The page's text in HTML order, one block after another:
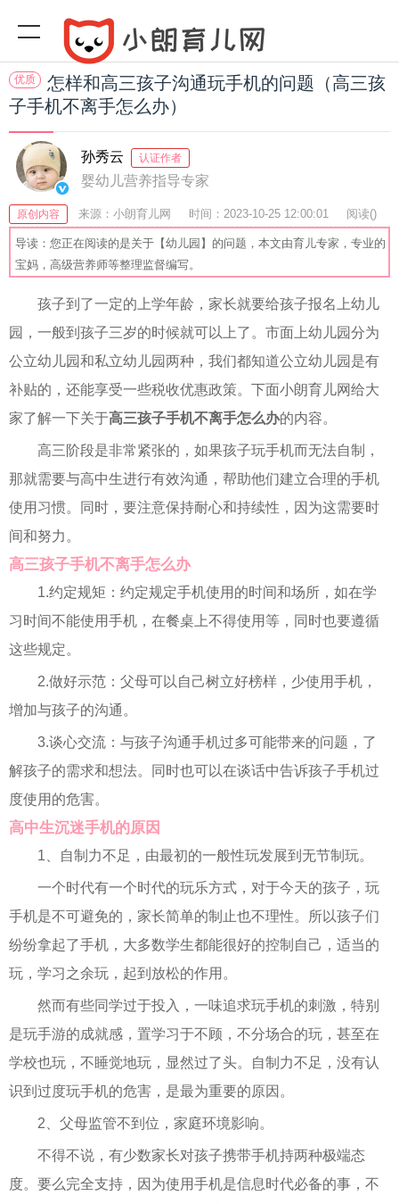
优质
怎样和高三孩子沟通玩手机的问题（高三孩
子手机不离手怎么办）
孙秀云 认证作者
婴幼儿营养指导专家
原创内容 来源：小朗育儿网 时间：2023-10-25 12:00:01 阅读()
收藏：50 分享：40 爆
导读：您正在阅读的是关于【幼儿园】的问题，本文由育儿专家，专业的
宝妈，高级营养师等整理监督编写。
孩子到了一定的上学年龄，家长就要给孩子报名上幼儿
园，一般到孩子三岁的时候就可以上了。市面上幼儿园分为
公立幼儿园和私立幼儿园两种，我们都知道公立幼儿园是有
补贴的，还能享受一些税收优惠政策。下面小朗育儿网给大
家了解一下关于高三孩子手机不离手怎么办的内容。
高三阶段是非常紧张的，如果孩子玩手机而无法自制，
那就需要与高中生进行有效沟通，帮助他们建立合理的手机
使用习惯。同时，要注意保持耐心和持续性，因为这需要时
间和努力。
高三孩子手机不离手怎么办
1.约定规矩：约定规定手机使用的时间和场所，如在学
习时间不能使用手机，在餐桌上不得使用等，同时也要遵循
这些规定。
2.做好示范：父母可以自己树立好榜样，少使用手机，
增加与孩子的沟通。
3.谈心交流：与孩子沟通手机过多可能带来的问题，了
解孩子的需求和想法。同时也可以在谈话中告诉孩子手机过
度使用的危害。
高中生沉迷手机的原因
1、自制力不足，由最初的一般性玩发展到无节制玩。
一个时代有一个时代的玩乐方式，对于今天的孩子，玩
手机是不可避免的，家长简单的制止也不理性。所以孩子们
纷纷拿起了手机，大多数学生都能很好的控制自己，适当的
玩，学习之余玩，起到放松的作用。
然而有些同学过于投入，一味追求玩手机的刺激，特别
是玩手游的成就感，置学习于不顾，不分场合的玩，甚至在
学校也玩，不睡觉地玩，显然过了头。自制力不足，没有认
识到过度玩手机的危害，是最为重要的原因。
2、父母监管不到位，家庭环境影响。
不得不说，有少数家长对孩子携带手机持两种极端态
度。要么完全支持，因为使用手机是信息时代必备的事，不